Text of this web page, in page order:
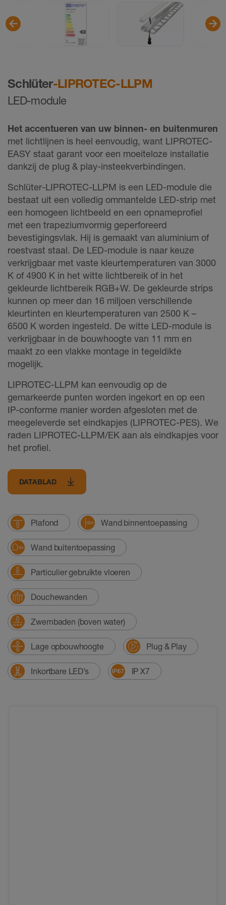
Schlüter-LIPROTEC-LLPM
LED-module
Het accentueren van uw binnen- en buitenmuren
met lichtlijnen is heel eenvoudig, want LIPROTEC-
EASY staat garant voor een moeiteloze installatie
dankzij de plug & play-insteekverbindingen.
Schlüter-LIPROTEC-LLPM is een LED-module die
bestaat uit een volledig ommantelde LED-strip met
een homogeen lichtbeeld en een opnameprofiel
met een trapeziumvormig geperforeerd
bevestigingsvlak. Hij is gemaakt van aluminium of
roestvast staal. De LED-module is naar keuze
verkrijgbaar met vaste kleurtemperaturen van 3000
K of 4900 K in het witte lichtbereik of in het
gekleurde lichtbereik RGB+W. De gekleurde strips
kunnen op meer dan 16 miljoen verschillende
kleurtinten en kleurtemperaturen van 2500 K –
6500 K worden ingesteld. De witte LED-module is
verkrijgbaar in de bouwhoogte van 11 mm en
maakt zo een vlakke montage in tegeldikte
mogelijk.
LIPROTEC-LLPM kan eenvoudig op de
gemarkeerde punten worden ingekort en op een
IP-conforme manier worden afgesloten met de
meegeleverde set eindkapjes (LIPROTEC-PES). We
raden LIPROTEC-LLPM/EK aan als eindkapjes voor
het profiel.
DATABLAD
Plafond Wand binnentoepassing
Wand buitentoepassing
Particulier gebruikte vloeren
Douchewanden
Zwembaden (boven water)
Lage opbouwhoogte Plug & Play
Inkortbare LED’s IP X7